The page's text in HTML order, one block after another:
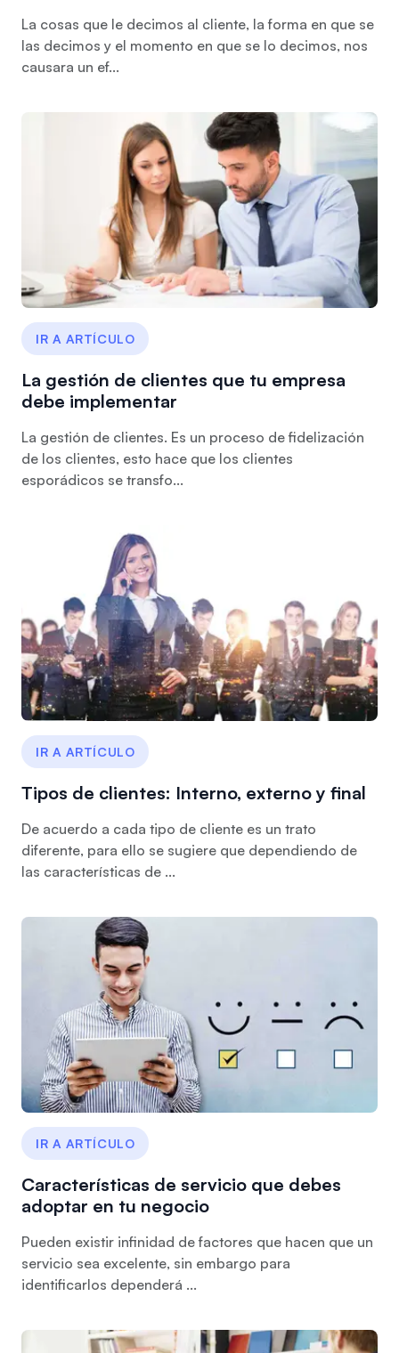
La cosas que le decimos al cliente, la forma en que se
las decimos y el momento en que se lo decimos, nos
causara un ef...
IR A ARTÍCULO
La gestión de clientes que tu empresa
debe implementar
La gestión de clientes. Es un proceso de fidelización
de los clientes, esto hace que los clientes
esporádicos se transfo...
IR A ARTÍCULO
Tipos de clientes: Interno, externo y final
De acuerdo a cada tipo de cliente es un trato
diferente, para ello se sugiere que dependiendo de
las características de ...
IR A ARTÍCULO
Características de servicio que debes
adoptar en tu negocio
Pueden existir infinidad de factores que hacen que un
servicio sea excelente, sin embargo para
identificarlos dependerá ...